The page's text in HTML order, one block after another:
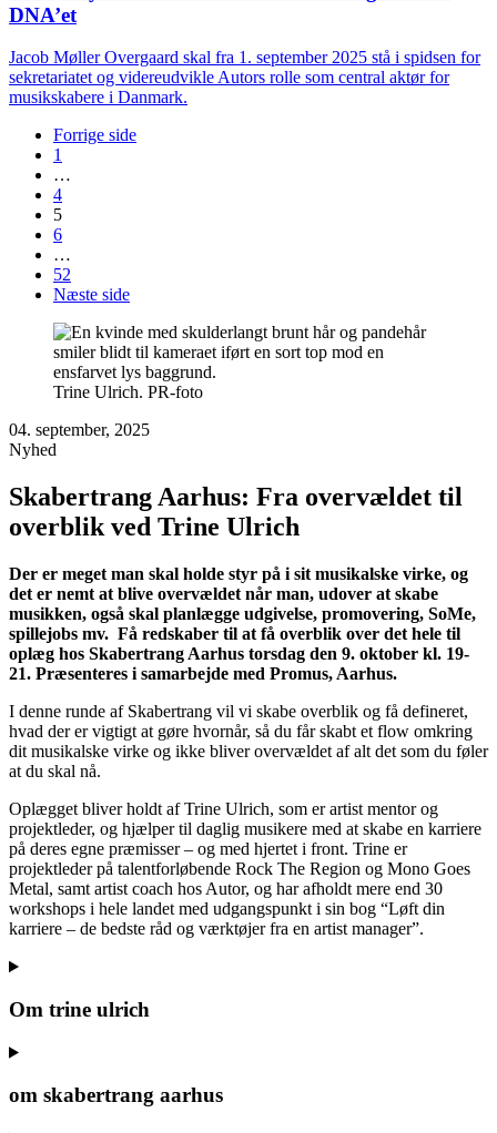
DNA’et
Jacob Møller Overgaard skal fra 1. september 2025 stå i spidsen for
sekretariatet og videreudvikle Autors rolle som central aktør for
musikskabere i Danmark.
Forrige side
1
…
4
5
6
…
52
Næste side
Trine Ulrich. PR-foto
04. september, 2025
Nyhed
Skabertrang Aarhus: Fra overvældet til
overblik ved Trine Ulrich
Der er meget man skal holde styr på i sit musikalske virke, og
det er nemt at blive overvældet når man, udover at skabe
musikken, også skal planlægge udgivelse, promovering, SoMe,
spillejobs mv. Få redskaber til at få overblik over det hele til
oplæg hos Skabertrang Aarhus torsdag den 9. oktober kl. 19-
21. Præsenteres i samarbejde med Promus, Aarhus.
I denne runde af Skabertrang vil vi skabe overblik og få defineret,
hvad der er vigtigt at gøre hvornår, så du får skabt et flow omkring
dit musikalske virke og ikke bliver overvældet af alt det som du føler
at du skal nå.
Oplægget bliver holdt af Trine Ulrich, som er artist mentor og
projektleder, og hjælper til daglig musikere med at skabe en karriere
på deres egne præmisser – og med hjertet i front. Trine er
projektleder på talentforløbende Rock The Region og Mono Goes
Metal, samt artist coach hos Autor, og har afholdt mere end 30
workshops i hele landet med udgangspunkt i sin bog “Løft din
karriere – de bedste råd og værktøjer fra en artist manager”.
Om trine ulrich
om skabertrang aarhus